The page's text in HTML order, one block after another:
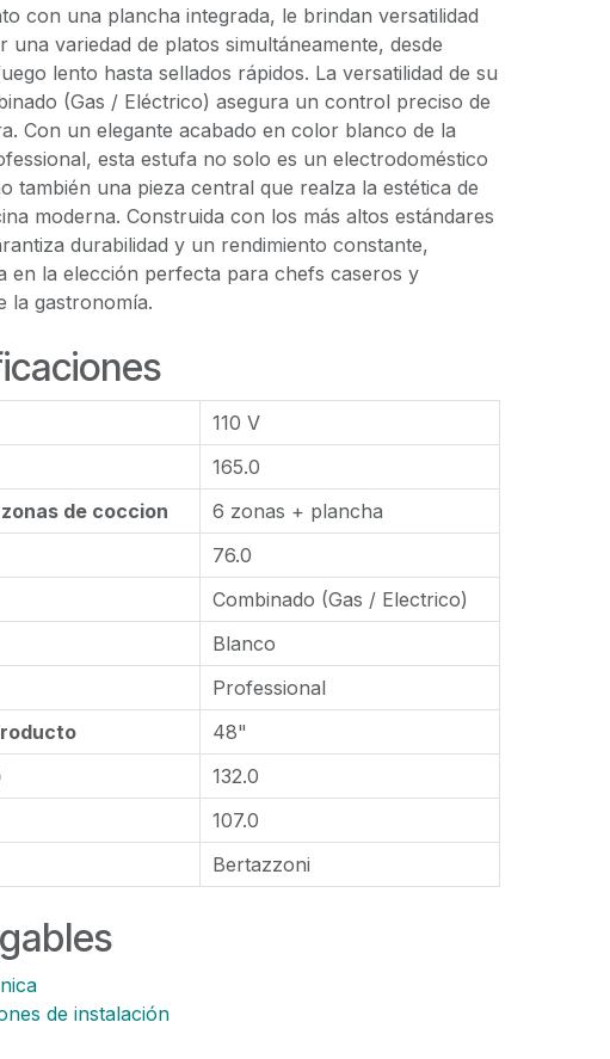
con una plancha integrada, le brindan versatilidad
una variedad de platos simultáneamente, desde
lento hasta sellados rápidos. La versatilidad de su
(Gas / Eléctrico) asegura un control preciso de
Con un elegante acabado en color blanco de la
esta estufa no solo es un electrodoméstico
también una pieza central que realza la estética de
moderna. Construida con los más altos estándares
durabilidad y un rendimiento constante,
en la elección perfecta para chefs caseros y
la gastronomía.
110 V
165.0
de coccion
6 zonas + plancha
76.0
Combinado (Gas / Electrico)
Blanco
Professional
48"
132.0
107.0
Bertazzoni
de instalación